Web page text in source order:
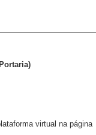
virtual na página